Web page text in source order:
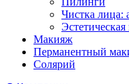
Чистка лица:
Макияж
Перманентный
Солярий